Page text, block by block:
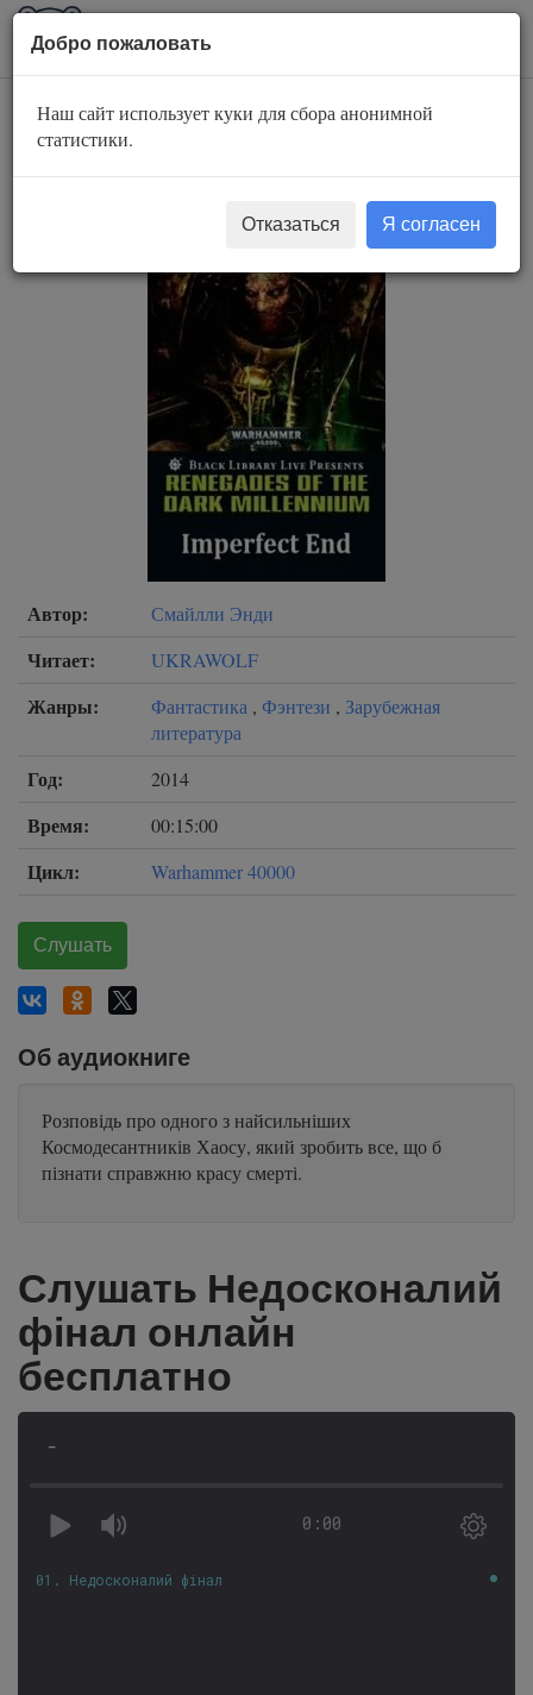
AuBook.org
Недосконалий
фінал
Автор: Смайлли Энди
Читает: UKRAWOLF
Жанры: Фантастика , Фэнтези , Зарубежная
литература
Год: 2014
Время: 00:15:00
Цикл: Warhammer 40000
Слушать
Об аудиокниге
Розповідь про одного з найсильніших
Космодесантників Хаосу, який зробить все, що б
пізнати справжню красу смерті.
Слушать Недосконалий
фінал онлайн
бесплатно
-
0:00
01. Недосконалий фінал
Добро пожаловать
Наш сайт использует куки для сбора анонимной
статистики.
Отказаться Я согласен